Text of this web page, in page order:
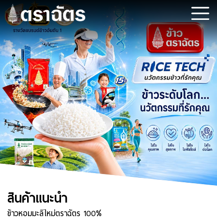
สินค้าแนะนำ
ข้าวหอมมะลิใหม่ตราฉัตร 100%
ข้าวฉัตรทอง
ข้าวรักษ์โลก
ฉัตรไลท์
ข้าวหอมมะลิใหม่ตราฉัตร 100%